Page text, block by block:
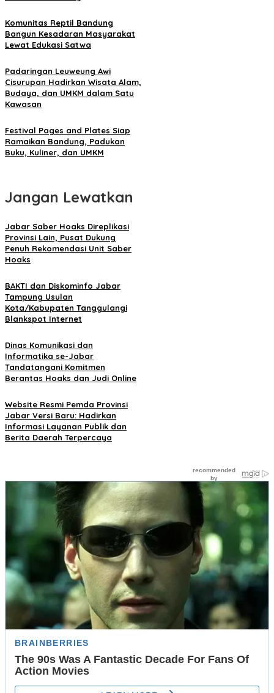
Komunitas Reptil Bandung
Bangun Kesadaran Masyarakat
Lewat Edukasi Satwa
Padaringan Leuweung Awi
Cisurupan Hadirkan Wisata Alam,
Budaya, dan UMKM dalam Satu
Kawasan
Festival Pages and Plates Siap
Ramaikan Bandung, Padukan
Buku, Kuliner, dan UMKM
Jangan Lewatkan
Jabar Saber Hoaks Direplikasi
Provinsi Lain, Pusat Dukung
Penuh Rekomendasi Unit Saber
Hoaks
BAKTI dan Diskominfo Jabar
Tampung Usulan
Kota/Kabupaten Tanggulangi
Blankspot Internet
Dinas Komunikasi dan
Informatika se-Jabar
Tandatangani Komitmen
Berantas Hoaks dan Judi Online
Website Resmi Pemda Provinsi
Jabar Versi Baru: Hadirkan
Informasi Layanan Publik dan
Berita Daerah Terpercaya